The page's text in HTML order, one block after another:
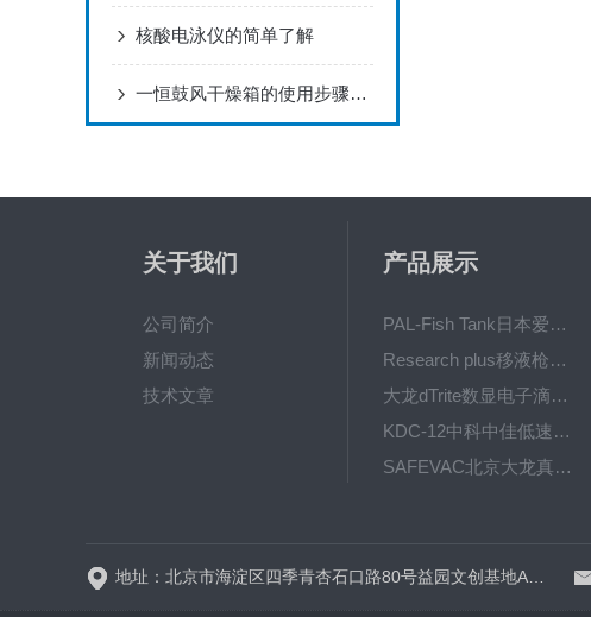
核酸电泳仪的简单了解
一恒鼓风干燥箱的使用步骤和注意事项
关于我们
公司简介
新闻动态
技术文章
产品展示
PAL-Fish Tank日本爱拓 鱼塘盐度计 数显便携式折光仪
Research plus移液枪艾本德移液器单道可调量程加样枪
大龙dTrite数显电子滴定器高精度数字滴定仪
KDC-12中科中佳低速离心机-（牙科种植专用）
SAFEVAC北京大龙真空吸液器